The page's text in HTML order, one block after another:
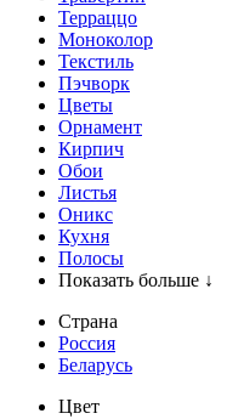
Терраццо
Моноколор
Текстиль
Пэчворк
Цветы
Орнамент
Кирпич
Обои
Листья
Оникс
Кухня
Полосы
Показать больше ↓
Страна
Россия
Беларусь
Цвет